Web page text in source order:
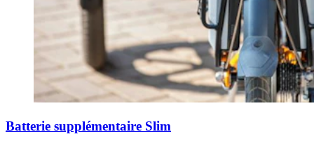
Batterie supplémentaire Slim